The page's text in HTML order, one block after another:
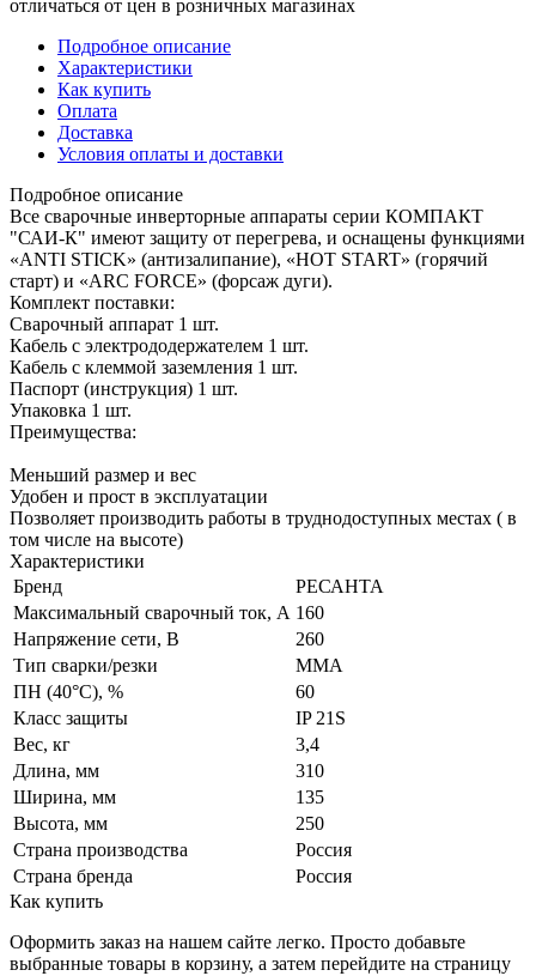
отличаться от цен в розничных магазинах
Подробное описание
Характеристики
Как купить
Оплата
Доставка
Условия оплаты и доставки
Подробное описание
Все сварочные инверторные аппараты серии КОМПАКТ
"САИ-К" имеют защиту от перегрева, и оснащены функциями
«ANTI STICK» (антизалипание), «HOT START» (горячий
старт) и «ARC FORCE» (форсаж дуги).
Комплект поставки:
Сварочный аппарат 1 шт.
Кабель с электрододержателем 1 шт.
Кабель с клеммой заземления 1 шт.
Паспорт (инструкция) 1 шт.
Упаковка 1 шт.
Преимущества:
Меньший размер и вес
Удобен и прост в эксплуатации
Позволяет производить работы в труднодоступных местах ( в
том числе на высоте)
Характеристики
Бренд
РЕСАНТА
Максимальный сварочный ток, А 160
Напряжение сети, В
260
Тип сварки/резки
MMA
ПН (40°C), %
60
Класс защиты
IP 21S
Вес, кг
3,4
Длина, мм
310
Ширина, мм
135
Высота, мм
250
Страна производства
Россия
Страна бренда
Россия
Как купить
Оформить заказ на нашем сайте легко. Просто добавьте
выбранные товары в корзину, а затем перейдите на страницу